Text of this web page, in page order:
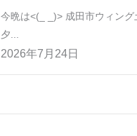
今晩は<(_ _)> 成田市ウィング
夕...
2026年7月24日